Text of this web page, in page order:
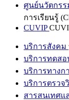
ศูนย์นวัตกรร
การเรียนรู้
CUVIP
บริการสังคม
บริการทดสอ
บริการทางก
บริการตรวจ
สารสนเทศแ